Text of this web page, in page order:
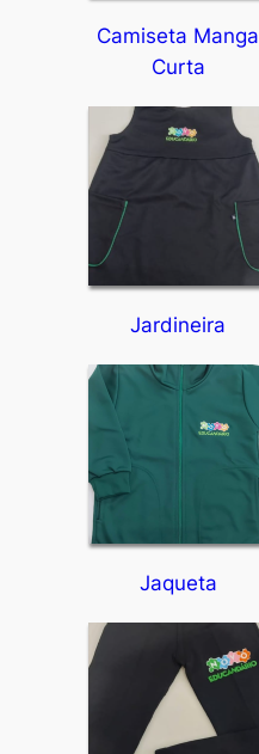
Camiseta Manga
Curta
Jardineira
Jaqueta